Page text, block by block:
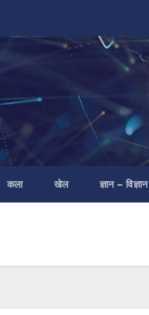
कला खेल ज्ञान – विज्ञान